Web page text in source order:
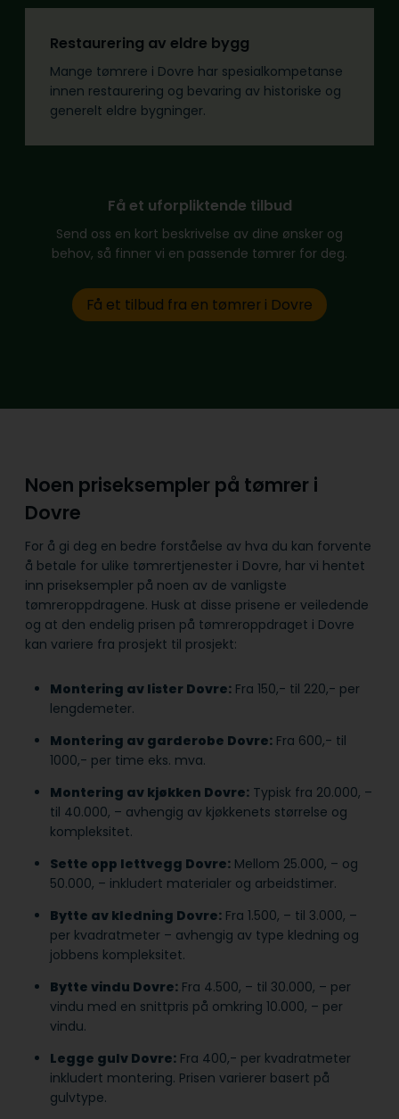
Restaurering av eldre bygg
Mange tømrere i Dovre har spesialkompetanse
innen restaurering og bevaring av historiske og
generelt eldre bygninger.
Få et uforpliktende tilbud
Send oss en kort beskrivelse av dine ønsker og
behov, så finner vi en passende tømrer for deg.
Få et tilbud fra en tømrer i Dovre
Noen priseksempler på tømrer i
Dovre
For å gi deg en bedre forståelse av hva du kan forvente
å betale for ulike tømrertjenester i Dovre, har vi hentet
inn priseksempler på noen av de vanligste
tømreroppdragene. Husk at disse prisene er veiledende
og at den endelig prisen på tømreroppdraget i Dovre
kan variere fra prosjekt til prosjekt:
Montering av lister Dovre: Fra 150,- til 220,- per
lengdemeter.
Montering av garderobe Dovre: Fra 600,- til
1000,- per time eks. mva.
Montering av kjøkken Dovre: Typisk fra 20.000, –
til 40.000, – avhengig av kjøkkenets størrelse og
kompleksitet.
Sette opp lettvegg Dovre: Mellom 25.000, – og
50.000, – inkludert materialer og arbeidstimer.
Bytte av kledning Dovre: Fra 1.500, – til 3.000, –
per kvadratmeter – avhengig av type kledning og
jobbens kompleksitet.
Bytte vindu Dovre: Fra 4.500, – til 30.000, – per
vindu med en snittpris på omkring 10.000, – per
vindu.
Legge gulv Dovre: Fra 400,- per kvadratmeter
inkludert montering. Prisen varierer basert på
gulvtype.